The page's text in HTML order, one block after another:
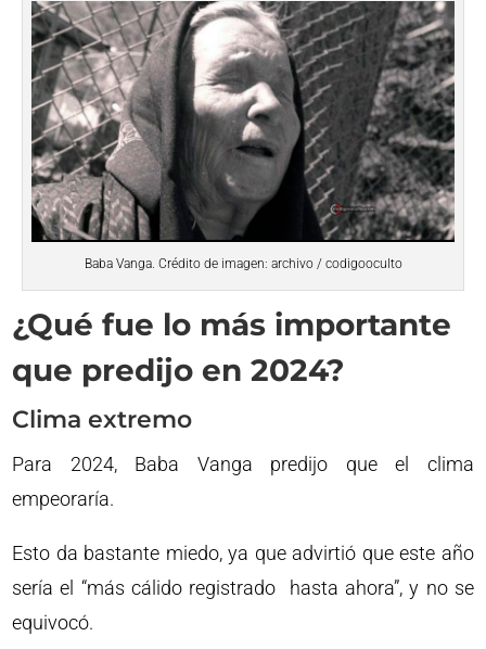
Baba Vanga. Crédito de imagen: archivo / codigooculto
¿Qué fue lo más importante
que predijo en 2024?
Clima extremo
Para 2024, Baba Vanga predijo que el clima
empeoraría.
Esto da bastante miedo, ya que advirtió que este año
sería el “más cálido registrado hasta ahora”, y no se
equivocó.